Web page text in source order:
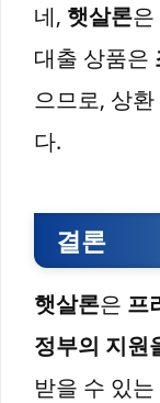
네, 햇살론은
대출 상품은
으므로, 상
다.
결론
햇살론은 프
정부의 지원
받을 수 있